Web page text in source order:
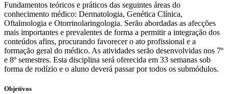
Fundamentos teóricos e práticos das seguintes áreas do
conhecimento médico: Dermatologia, Genética Clínica,
Oftalmologia e Otorrinolaringologia. Serão abordadas as afecções
mais importantes e prevalentes de forma a permitir a integração dos
conteúdos afins, procurando favorecer o ato profissional e a
formação geral do médico. As atividades serão desenvolvidas nos 7º
e 8º semestres. Esta disciplina será oferecida em 33 semanas sob
forma de rodízio e o aluno deverá passar por todos os submódulos.
Objetivos